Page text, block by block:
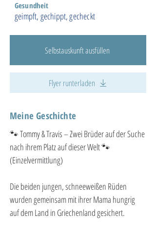
Gesundheit
geimpft, gechippt, gecheckt
Selbstauskunft ausfüllen
Flyer runterladen
Meine Geschichte
🐾 Tommy & Travis – Zwei Brüder auf der Suche
nach ihrem Platz auf dieser Welt 🐾
(Einzelvermittlung)
Die beiden jungen, schneeweißen Rüden
wurden gemeinsam mit ihrer Mama hungrig
auf dem Land in Griechenland gesichert.